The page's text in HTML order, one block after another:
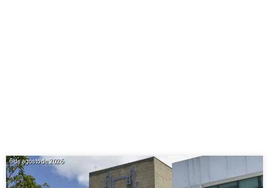
6 de agosto de 2026